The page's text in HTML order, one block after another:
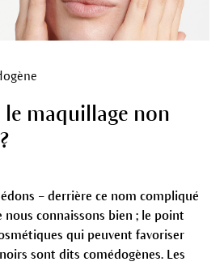
le maquillage non
– derrière ce nom compliqué
nous connaissons bien ; le point
qui peuvent favoriser
sont dits comédogènes. Les